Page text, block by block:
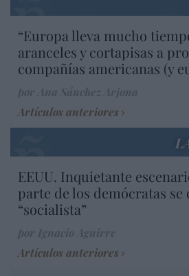
“Europa lleva mucho
aranceles y cortapisas a
compañías americanas (y
Artículos anteriores
EEUU. Inquietante
parte de los demócratas se
“socialista”
Artículos anteriores